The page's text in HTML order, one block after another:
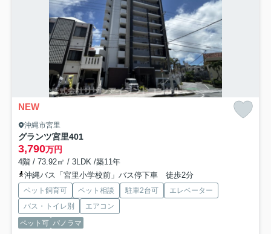
NEW
沖縄市宮里
グランツ宮里401
3,790万円
4階 / 73.92㎡ / 3LDK /築11年
沖縄バス「宮里小学校前」バス停下車 徒歩2分
ペット飼育可 ペット相談 駐車2台可
エレベーター
バス・トイレ別
エアコン
ペット可 パノラマ